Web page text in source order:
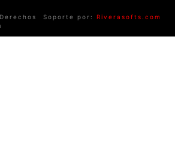
Soporte por: Riverasofts.com